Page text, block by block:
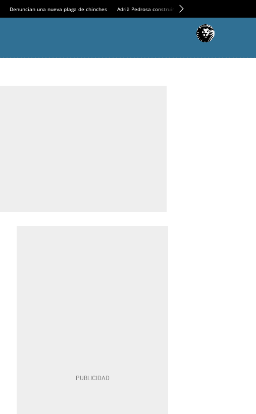
Denuncian una nueva plaga de chinches Adrià Pedrosa construirá la nueva residencia en el